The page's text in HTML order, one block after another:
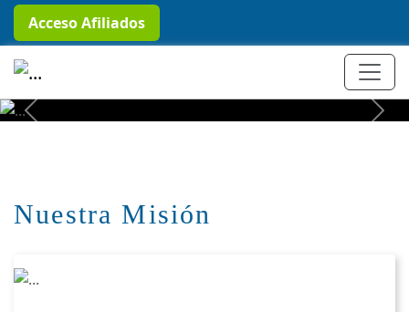
Acceso Afiliados
+ Conocer más
Previous Next
Nuestra Misión